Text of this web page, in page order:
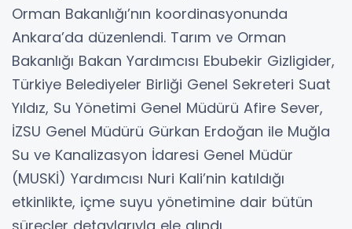
Orman Bakanlığı’nın koordinasyonunda
Ankara’da düzenlendi. Tarım ve Orman
Bakanlığı Bakan Yardımcısı Ebubekir Gizligider,
Türkiye Belediyeler Birliği Genel Sekreteri Suat
Yıldız, Su Yönetimi Genel Müdürü Afire Sever,
İZSU Genel Müdürü Gürkan Erdoğan ile Muğla
Su ve Kanalizasyon İdaresi Genel Müdür
(MUSKİ) Yardımcısı Nuri Kali’nin katıldığı
etkinlikte, içme suyu yönetimine dair bütün